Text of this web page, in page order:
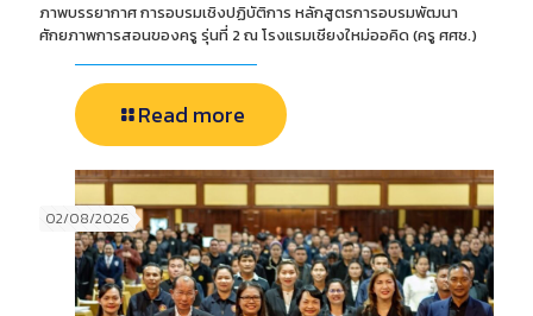
ภาพบรรยากาศ การอบรมเชิงปฏิบัติการ หลักสูตรการอบรมพัฒนา
ศักยภาพการสอนของครู รุ่นที่ 2 ณ โรงแรมเชียงใหม่ออคิด (ครู ศศช.)
Read more
02/08/2026